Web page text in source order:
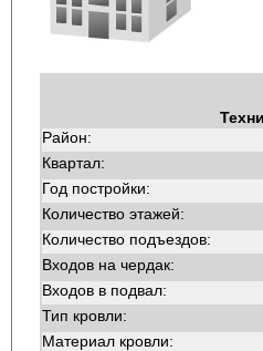
Район:
Квартал:
Год постройки:
Количество этажей:
Количество подъездов:
Входов на чердак:
Входов в подвал:
Тип кровли:
Материал кровли: